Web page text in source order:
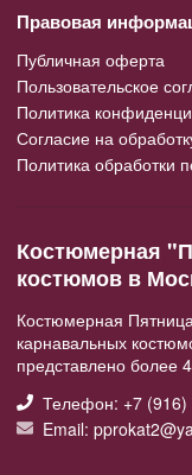
Правовая
Публичная оферта
Пользовательское
Политика
Согласие на
Политика обработки
Костюмерная
костюмов в
Костюмерная
карнавальных
представлено более
Телефон: +7 (916)
Email: